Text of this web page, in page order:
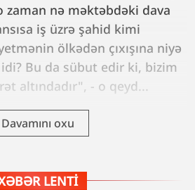
zaman nə məktəbdəki dava
iş üzrə şahid kimi
ölkədən çıxışına niyə
Bu da sübut edir ki, bizim
altındadır", - o qeyd...
Davamını oxu
LENTI